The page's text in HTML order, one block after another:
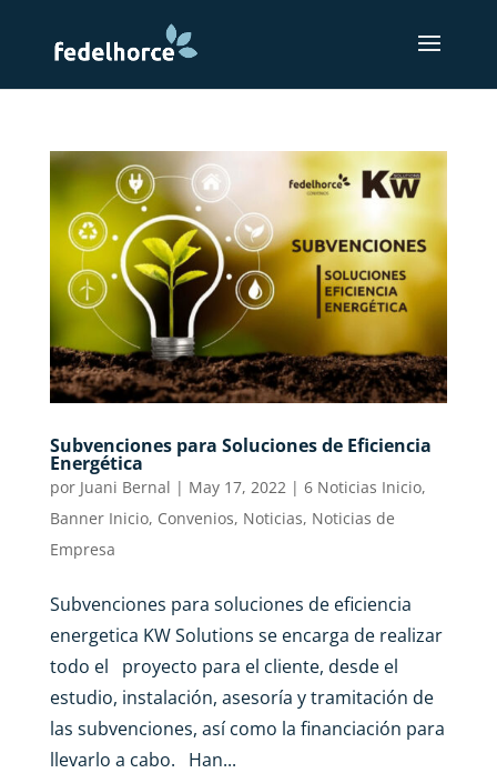
Subvenciones para Soluciones de Eficiencia
Energética
por Juani Bernal | May 17, 2022| 6 Noticias Inicio,
Banner Inicio, Convenios, Noticias, Noticias de
Empresa
Subvenciones para soluciones de eficiencia
energetica KW Solutions se encarga de realizar
todo el proyecto para el cliente, desde el
estudio, instalación, asesoría y tramitación de
las subvenciones, así como la financiación para
llevarlo a cabo. Han...